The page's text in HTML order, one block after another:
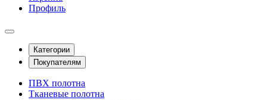
Профиль
Категории
Покупателям
ПВХ полотна
Тканевые полотна